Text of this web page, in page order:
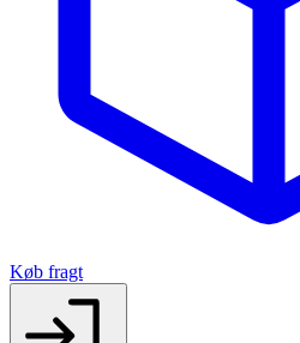
Køb fragt